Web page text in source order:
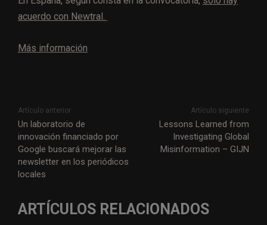
acuerdo con Newtral.
Más información
Artículo anterior
Un laboratorio de
innovación financiado por
Google buscará mejorar las
newsletter en los periódicos
locales
Artículo siguiente
Lessons Learned from
Investigating Global
Misinformation – GIJN
ARTÍCULOS RELACIONADOS